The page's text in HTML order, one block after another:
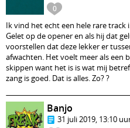
0
Ik vind het echt een hele rare track
Gelet op de opener en als hij dat
voorstellen dat deze lekker er
afwachten. Het voelt meer als een
skippen want het is is wat mij
zang is goed. Dat is alles. Zo? ?
Banjo
31 juli 2019, 13:10